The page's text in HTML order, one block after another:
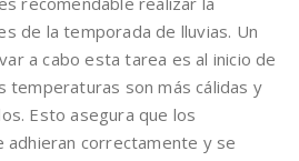
de la temporada de lluvias. Un
a cabo esta tarea es al inicio de
temperaturas son más cálidas y
Esto asegura que los
adhieran correctamente y se